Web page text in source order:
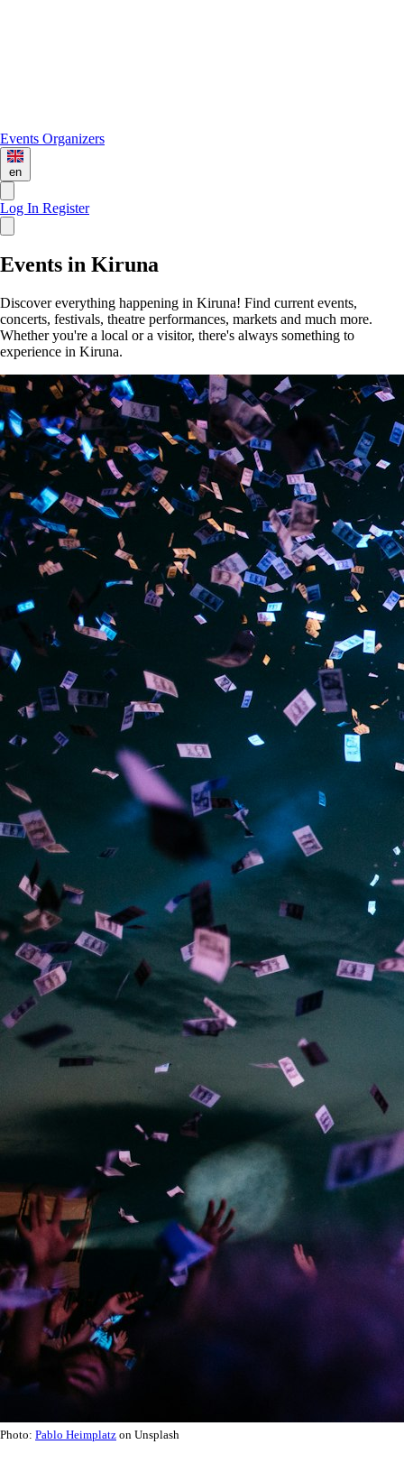
Events Organizers
en
Log In Register
Events in Kiruna
Discover everything happening in Kiruna! Find current events,
concerts, festivals, theatre performances, markets and much more.
Whether you're a local or a visitor, there's always something to
experience in Kiruna.
Photo: Pablo Heimplatz on Unsplash